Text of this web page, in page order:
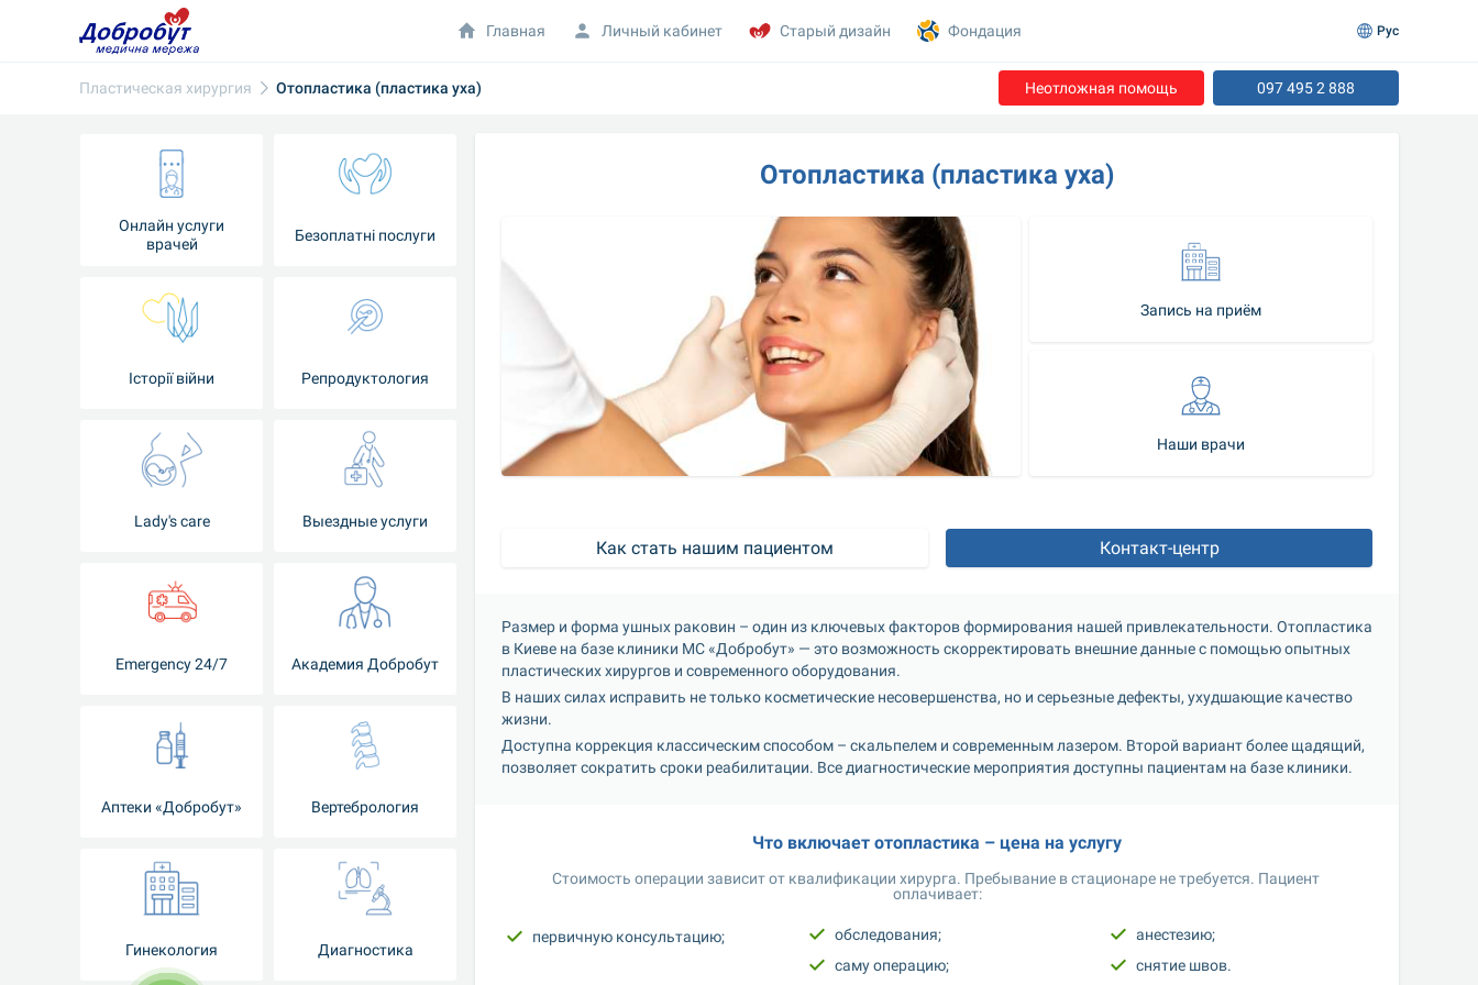
Пластическая хирургия Отопластика (пластика уха) Неотложная помощь 097 495 2 888
Онлайн услуги
врачей
Безоплатні послуги
Iсторії війни Репродуктология
Lady's care Выездные услуги
Emergency 24/7 Академия Добробут
Аптеки «Добробут» Вертебрология
Гинекология Диагностика
Отопластика (пластика уха)
Запись на приём
Наши врачи
Как стать нашим пациентом Контакт-центр
Размер и форма ушных раковин – один из ключевых факторов формирования нашей привлекательности. Отопластика
в Киеве на базе клиники МС «Добробут» — это возможность скорректировать внешние данные с помощью опытных
пластических хирургов и современного оборудования.
В наших силах исправить не только косметические несовершенства, но и серьезные дефекты, ухудшающие качество
жизни.
Доступна коррекция классическим способом – скальпелем и современным лазером. Второй вариант более щадящий,
позволяет сократить сроки реабилитации. Все диагностические мероприятия доступны пациентам на базе клиники.
Что включает отопластика – цена на услугу
Стоимость операции зависит от квалификации хирурга. Пребывание в стационаре не требуется. Пациент
оплачивает:
первичную консультацию;
обследования;
саму операцию;
анестезию;
снятие швов.
Главная Личный кабинет Старый дизайн Фондация Рус